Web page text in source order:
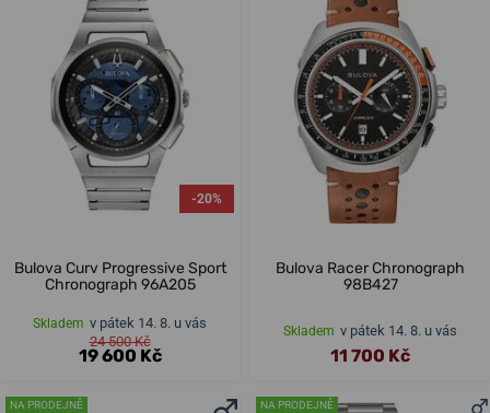
-20%
Bulova Curv Progressive Sport
Chronograph 96A205
Skladem v pátek 14. 8. u vás
24 500 Kč
19 600 Kč
Bulova Racer Chronograph
98B427
Skladem v pátek 14. 8. u vás
11 700 Kč
NA PRODEJNĚ NA PRODEJNĚ